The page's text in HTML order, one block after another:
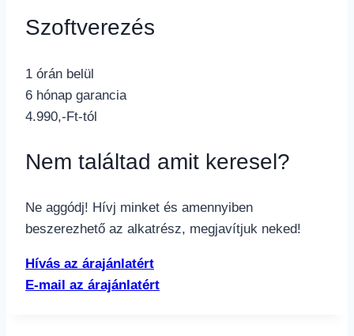
Szoftverezés
1 órán belül
6 hónap garancia
4.990,-Ft-tól
Nem találtad amit keresel?
Ne aggódj! Hívj minket és amennyiben
beszerezhető az alkatrész, megjavítjuk neked!
Hívás az árajánlatért
E-mail az árajánlatért